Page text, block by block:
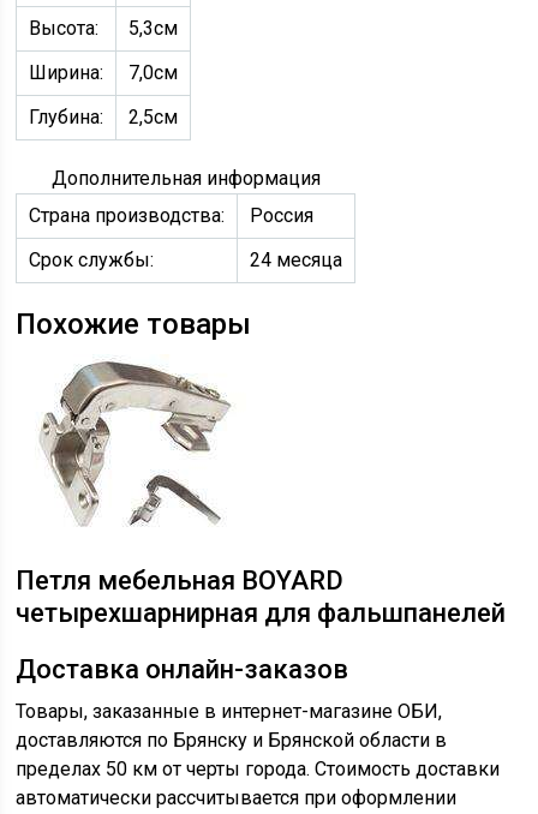
Высота:
5,3см
Ширина:
7,0см
Глубина:
2,5см
Дополнительная информация
Страна производства:
Россия
Срок службы:
24 месяца
Похожие товары
Петля мебельная BOYARD
четырехшарнирная для фальшпанелей
Доставка онлайн-заказов
Товары, заказанные в интернет-магазине ОБИ,
доставляются по Брянску и Брянской области в
пределах 50 км от черты города. Стоимость доставки
автоматически рассчитывается при оформлении